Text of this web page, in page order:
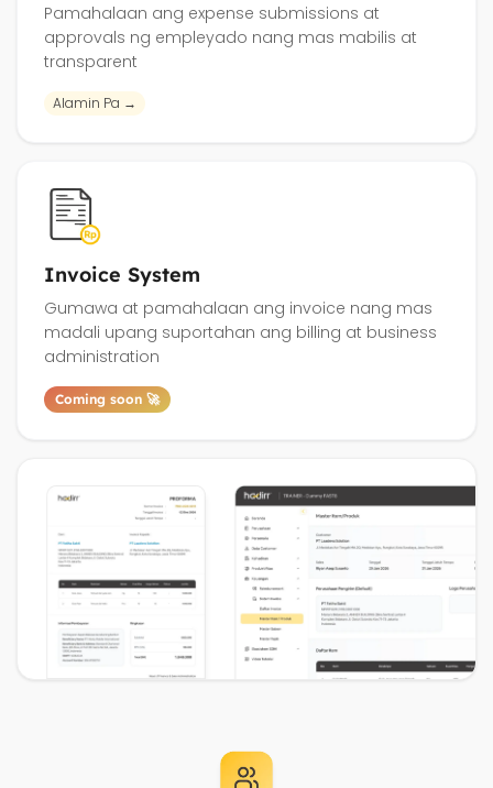
Pamahalaan ang expense submissions at
approvals ng empleyado nang mas mabilis at
transparent
Alamin Pa →
Invoice System
Gumawa at pamahalaan ang invoice nang mas
madali upang suportahan ang billing at business
administration
Coming soon 🚀